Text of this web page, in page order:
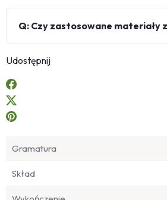
Q: Czy zastosowane materiały
Udostępnij
Gramatura
Skład